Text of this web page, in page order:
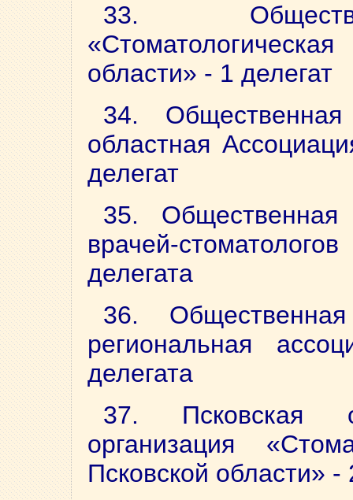
33.
области» - 1 делегат
34. Общественная
областная
делегат
35. Общественная
врачей-
делегата
36.
региональная
делегата
37. Псковская
организация
Псковской области» -